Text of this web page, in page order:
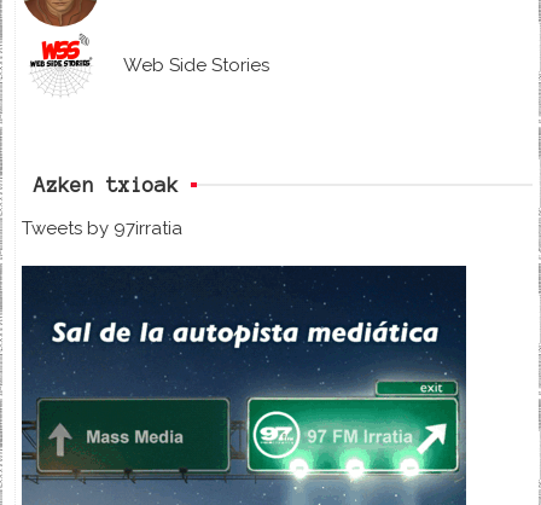
Web Side Stories
Azken txioak
Tweets by 97irratia